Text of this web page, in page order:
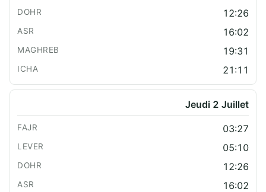
12:26
16:02
19:31
21:11
Jeudi 2 Juillet
03:27
05:10
12:26
16:02